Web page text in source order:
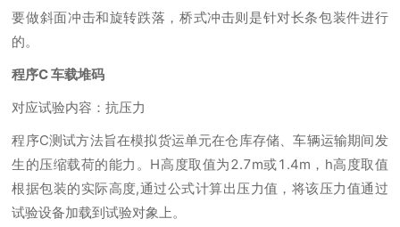
要做斜面冲击和旋转跌落，桥式冲击则是针对长条包装件进行
的。
程序C 车载堆码
对应试验内容：抗压力
程序C测试方法旨在模拟货运单元在仓库存储、车辆运输期间发
生的压缩载荷的能力。H高度取值为2.7m或1.4m，h高度取值
根据包装的实际高度,通过公式计算出压力值，将该压力值通过
试验设备加载到试验对象上。